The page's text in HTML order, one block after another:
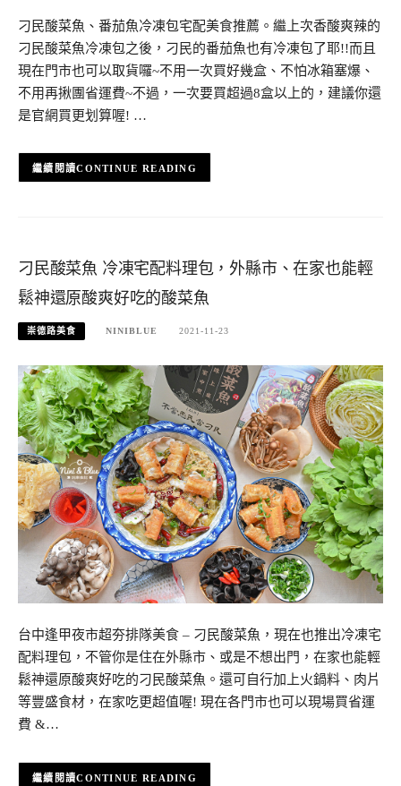
刁民酸菜魚、番茄魚冷凍包宅配美食推薦。繼上次香酸爽辣的
刁民酸菜魚冷凍包之後，刁民的番茄魚也有冷凍包了耶!!而且
現在門市也可以取貨囉~不用一次買好幾盒、不怕冰箱塞爆、
不用再揪團省運費~不過，一次要買超過8盒以上的，建議你還
是官網買更划算喔! …
CONTINUE READING
刁民酸菜魚 冷凍宅配料理包，外縣市、在家也能輕
鬆神還原酸爽好吃的酸菜魚
崇德路美食 NINIBLUE 2021-11-23
台中逢甲夜市超夯排隊美食 – 刁民酸菜魚，現在也推出冷凍宅
配料理包，不管你是住在外縣市、或是不想出門，在家也能輕
鬆神還原酸爽好吃的刁民酸菜魚。還可自行加上火鍋料、肉片
等豐盛食材，在家吃更超值喔! 現在各門市也可以現場買省運
費 &…
CONTINUE READING